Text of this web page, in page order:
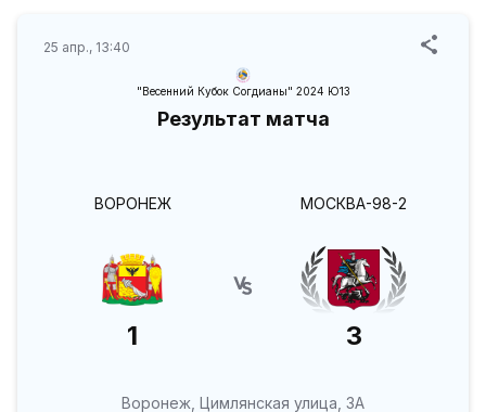
25 апр., 13:40
"Весенний Кубок Согдианы" 2024 Ю13
Результат матча
ВОРОНЕЖ
1
МОСКВА-98-2
3
Воронеж, Цимлянская улица, 3А